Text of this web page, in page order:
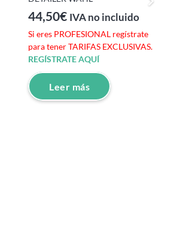
44,50€ IVA no incluido
Si eres PROFESIONAL regístrate
para tener TARIFAS EXCLUSIVAS.
REGÍSTRATE AQUÍ
Leer más